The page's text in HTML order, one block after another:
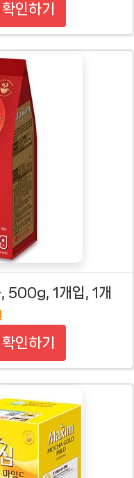
인하기
500g, 1개입, 1개
인하기